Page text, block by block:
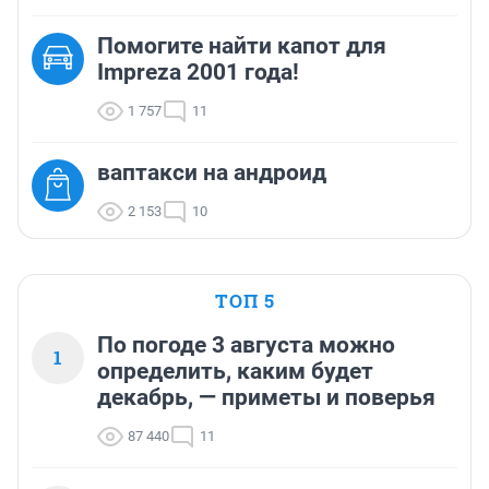
Помогите найти капот для
Impreza 2001 года!
1 757 11
ваптакси на андроид
2 153 10
ТОП 5
1
По погоде 3 августа можно
определить, каким будет
декабрь, — приметы и поверья
87 440 11